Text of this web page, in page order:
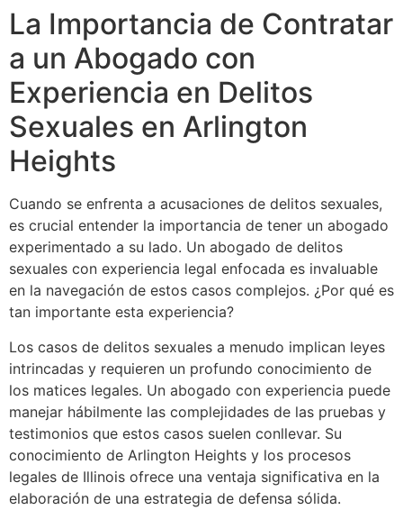
La Importancia de Contratar
a un Abogado con
Experiencia en Delitos
Sexuales en Arlington
Heights
Cuando se enfrenta a acusaciones de delitos sexuales,
es crucial entender la importancia de tener un abogado
experimentado a su lado. Un abogado de delitos
sexuales con experiencia legal enfocada es invaluable
en la navegación de estos casos complejos. ¿Por qué es
tan importante esta experiencia?
Los casos de delitos sexuales a menudo implican leyes
intrincadas y requieren un profundo conocimiento de
los matices legales. Un abogado con experiencia puede
manejar hábilmente las complejidades de las pruebas y
testimonios que estos casos suelen conllevar. Su
conocimiento de Arlington Heights y los procesos
legales de Illinois ofrece una ventaja significativa en la
elaboración de una estrategia de defensa sólida.